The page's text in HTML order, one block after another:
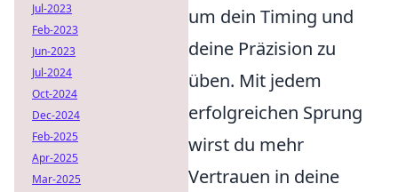
um dein Timing und
deine Präzision zu
üben. Mit jedem
erfolgreichen Sprung
wirst du mehr
Vertrauen in deine
Jul-2023
Feb-2023
Jun-2023
Jul-2024
Oct-2024
Dec-2024
Feb-2025
Apr-2025
Mar-2025